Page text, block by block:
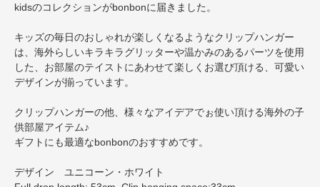
kidsのコレクションがbonbonに届きました。
キッズの毎日のおしゃれが楽しくなるようなクリップハンガー
は、海外らしいキラキラグリッターや温かみのあるパーツを使用
した、お部屋のテイストにあわせて楽しくお選び頂ける、可愛い
デザインが揃っています。
クリップハンガーの他、様々なアイデアでぉ使い頂ける海外の子
供部屋アイテム♪
ギフトにも最適なbonbonのおすすめです。
デザイン ユニコーン・ホワイト